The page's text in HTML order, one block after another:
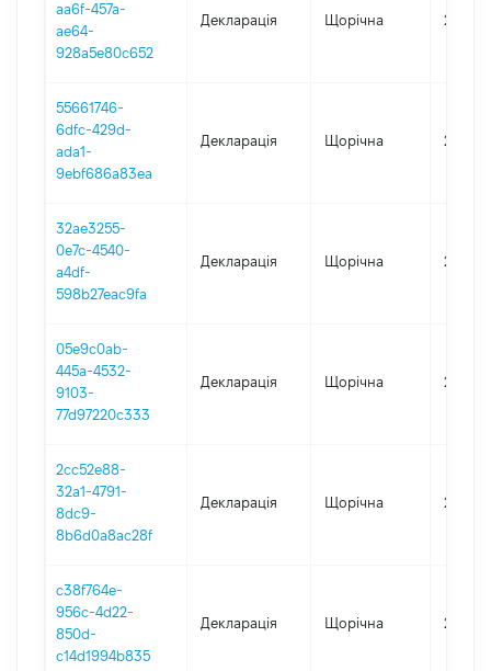
aa6f-457a-
ae64-
928a5e80c652
Декларація Щорічна 2022
55661746-
6dfc-429d-
ada1-
9ebf686a83ea
Декларація Щорічна 2021
32ae3255-
0e7c-4540-
a4df-
598b27eac9fa
Декларація Щорічна 2019
05e9c0ab-
445a-4532-
9103-
77d97220c333
Декларація Щорічна 2018
2cc52e88-
32a1-4791-
8dc9-
8b6d0a8ac28f
Декларація Щорічна 2017
c38f764e-
956c-4d22-
850d-
c14d1994b835
Декларація Щорічна 2016